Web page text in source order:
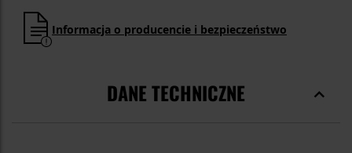
Informacja o producencie i bezpieczeństwo
DANE TECHNICZNE